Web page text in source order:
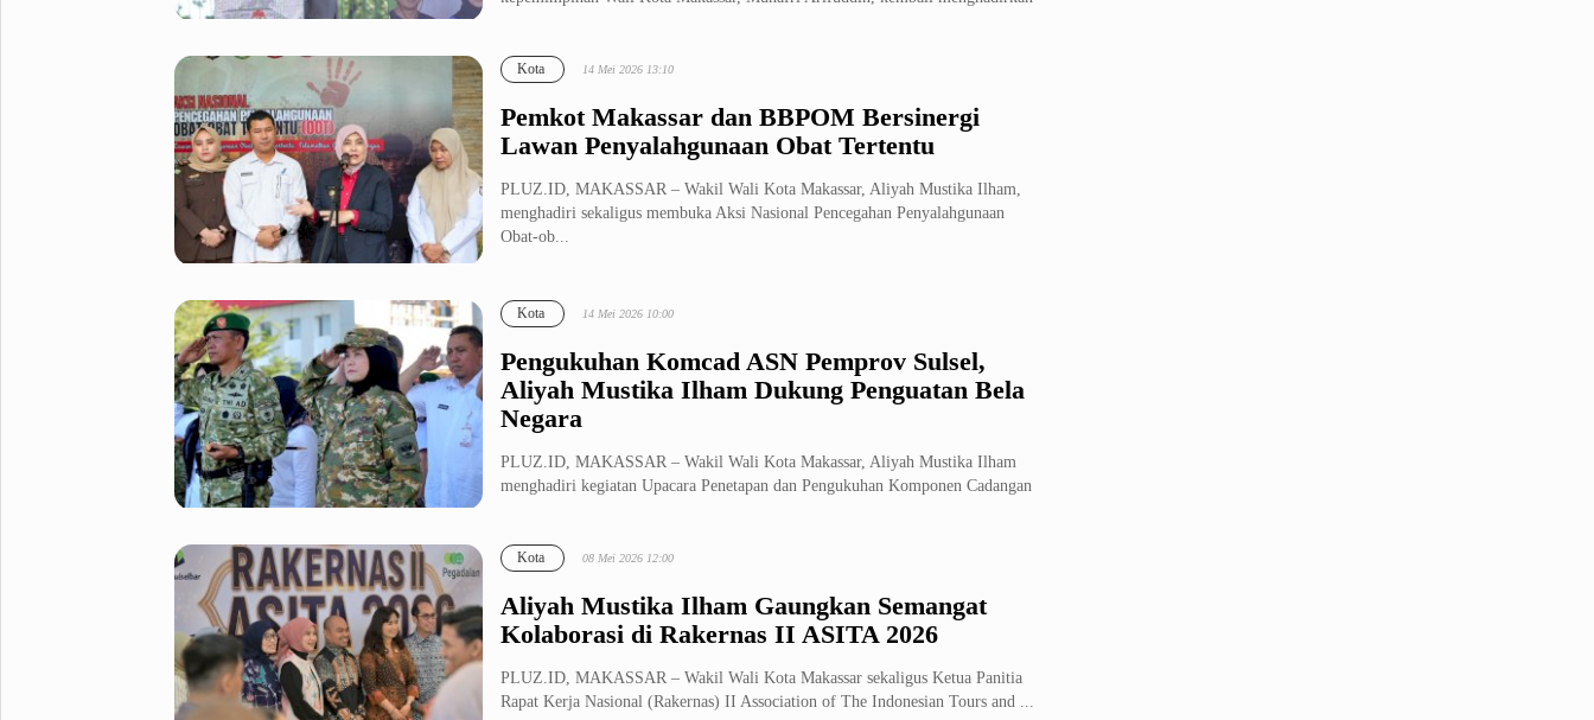
Pemkot Makassar dan BBPOM Bersinergi
Lawan Penyalahgunaan Obat Tertentu
Kota 14 Mei 2026 13:10
PLUZ.ID, MAKASSAR – Wakil Wali Kota Makassar, Aliyah Mustika Ilham,
menghadiri sekaligus membuka Aksi Nasional Pencegahan Penyalahgunaan
Obat-ob...
Pengukuhan Komcad ASN Pemprov Sulsel,
Aliyah Mustika Ilham Dukung Penguatan Bela
Negara
Kota 14 Mei 2026 10:00
PLUZ.ID, MAKASSAR – Wakil Wali Kota Makassar, Aliyah Mustika Ilham
menghadiri kegiatan Upacara Penetapan dan Pengukuhan Komponen Cadangan
Aliyah Mustika Ilham Gaungkan Semangat
Kolaborasi di Rakernas II ASITA 2026
Kota 08 Mei 2026 12:00
PLUZ.ID, MAKASSAR – Wakil Wali Kota Makassar sekaligus Ketua Panitia
Rapat Kerja Nasional (Rakernas) II Association of The Indonesian Tours and ...